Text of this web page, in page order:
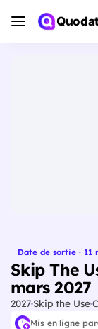
Date de sortie · 11
Skip The
mars 2027
2027Skip the Use
Mis en ligne par